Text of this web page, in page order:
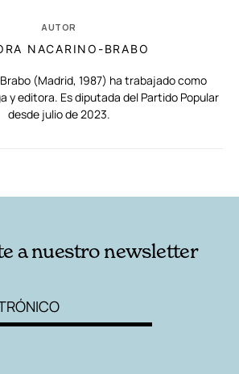
AUTOR
NACARINO-BRABO
(Madrid, 1987) ha trabajado como
y editora. Es diputada del Partido Popular
desde julio de 2023.
a nuestro newsletter